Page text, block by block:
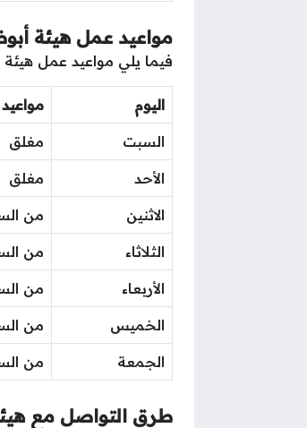
مواعيد عمل هيئة
فيما يلي مواعيد عمل هيئة
اليوم
السبت مغلق
الأحد مغلق
الاثنين من
الثلاثاء من
الأربعاء من
الخميس من
الجمعة من
طرق التواصل مع